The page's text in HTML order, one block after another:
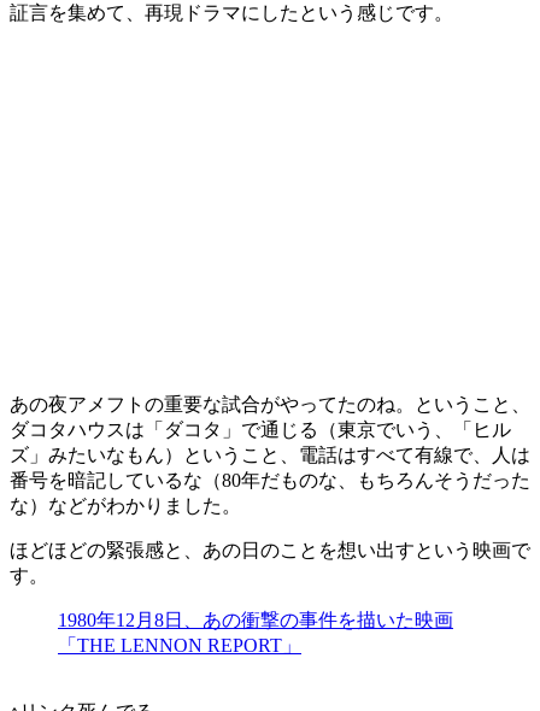
証言を集めて、再現ドラマにしたという感じです。
あの夜アメフトの重要な試合がやってたのね。ということ、
ダコタハウスは「ダコタ」で通じる（東京でいう、「ヒル
ズ」みたいなもん）ということ、電話はすべて有線で、人は
番号を暗記しているな（80年だものな、もちろんそうだった
な）などがわかりました。
ほどほどの緊張感と、あの日のことを想い出すという映画で
す。
1980年12月8日、あの衝撃の事件を描いた映画
「THE LENNON REPORT」